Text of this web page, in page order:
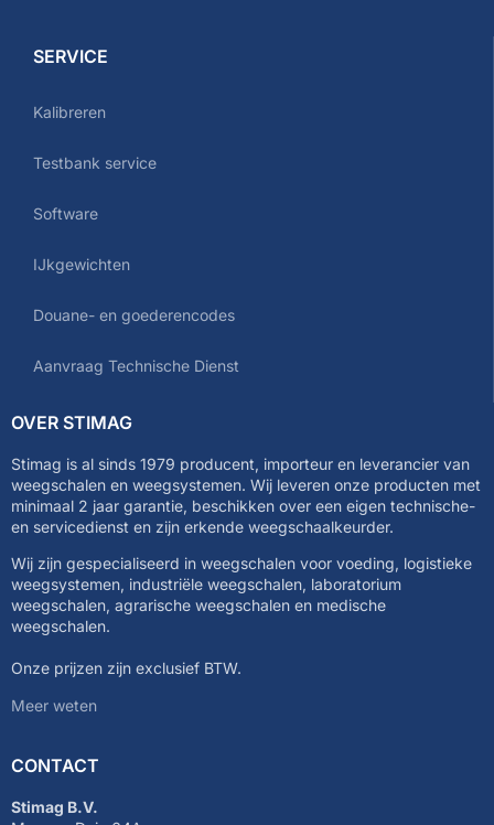
SERVICE
Kalibreren
Testbank service
Software
IJkgewichten
Douane- en goederencodes
Aanvraag Technische Dienst
OVER STIMAG
Stimag is al sinds 1979 producent, importeur en leverancier van
weegschalen en weegsystemen. Wij leveren onze producten met
minimaal 2 jaar garantie, beschikken over een eigen technische-
en servicedienst en zijn erkende weegschaalkeurder.
Wij zijn gespecialiseerd in weegschalen voor voeding, logistieke
weegsystemen, industriële weegschalen, laboratorium
weegschalen, agrarische weegschalen en medische
weegschalen.
Onze prijzen zijn exclusief BTW.
Meer weten
CONTACT
Stimag B.V.